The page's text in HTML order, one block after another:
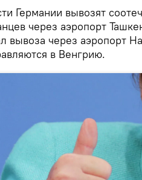
Германии вывозят
через аэропорт
вывоза через аэропорт
в Венгрию.